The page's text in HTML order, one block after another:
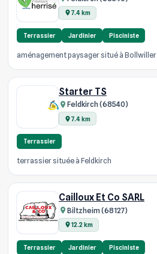
7.4 km
Terrassier Jardinier Pisciniste
aménagement paysager situé à Bollwiller
Starter TS
Feldkirch (68540)
7.4 km
Terrassier
terrassier située à Feldkirch
Cailloux Et Co SARL
Biltzheim (68127)
12.2 km
Terrassier Jardinier Pisciniste